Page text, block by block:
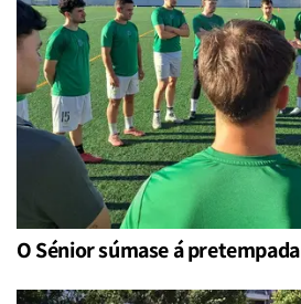
O Sénior súmase á pretempada